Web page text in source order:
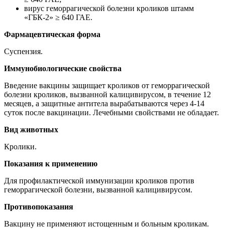
вирус геморрагической болезни кроликов штамм
«ГБК-2» ≥ 640 ГАЕ.
Фармацевтическая форма
Суспензия.
Иммунобиологические свойства
Введение вакцины защищает кроликов от геморрагической
болезни кроликов, вызванной калицивирусом, в течение 12
месяцев, а защитные антитела вырабатываются через 4-14
суток после вакцинации. Лечебными свойствами не обладает.
Вид животных
Кролики.
Показания к применению
Для профилактической иммунизации кроликов против
геморрагической болезни, вызванной калицивирусом.
Противопоказания
Вакцину не применяют истощенным и больным кроликам.